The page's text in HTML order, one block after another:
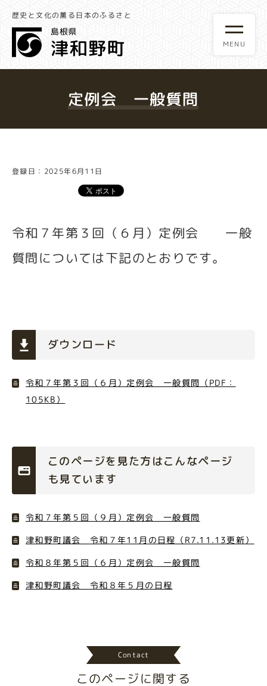
歴史と文化の薫る日本のふるさと
定例会 一般質問
登録日：2025年6月11日
令和７年第３回（６月）定例会 一般
質問については下記のとおりです。
ダウンロード
令和７年第３回（６月）定例会 一般質問（PDF：
105KB）
このページを見た方はこんなページ
も見ています
令和７年第５回（９月）定例会 一般質問
津和野町議会 令和７年11月の日程（R7.11.13更新）
令和８年第５回（６月）定例会 一般質問
津和野町議会 令和８年５月の日程
Contact
このページに関する